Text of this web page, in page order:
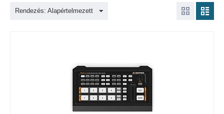
Rendezés: Alapértelmezett